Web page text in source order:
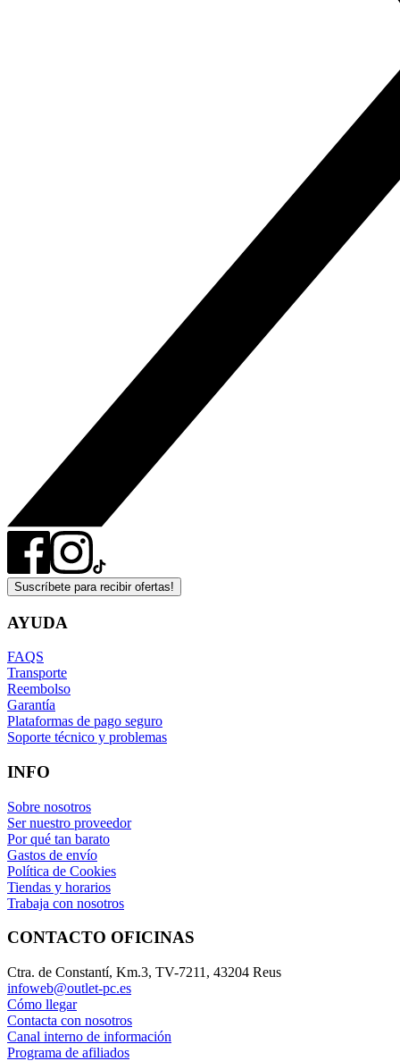
Suscríbete para recibir ofertas!
AYUDA
FAQS
Transporte
Reembolso
Garantía
Plataformas de pago seguro
Soporte técnico y problemas
INFO
Sobre nosotros
Ser nuestro proveedor
Por qué tan barato
Gastos de envío
Política de Cookies
Tiendas y horarios
Trabaja con nosotros
CONTACTO OFICINAS
Ctra. de Constantí, Km.3, TV-7211, 43204 Reus
infoweb@outlet-pc.es
Cómo llegar
Contacta con nosotros
Canal interno de información
Programa de afiliados